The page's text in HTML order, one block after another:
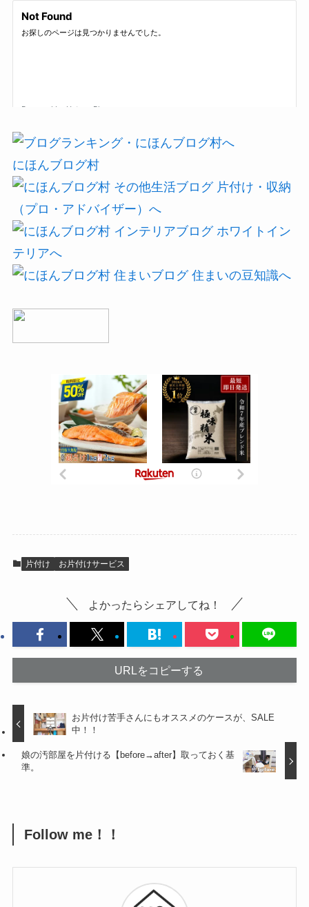
にほんブログ村
片付け お片付けサービス
よかったらシェアしてね！
URLをコピーする
お片付け苦手さんにもオススメのケースが、SALE
中！！
娘の汚部屋を片付ける【before→after】取っておく基
準。
Follow me！！